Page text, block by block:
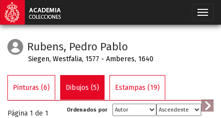
Rubens, Pedro Pablo
Siegen, Westfalia, 1577 - Amberes, 1640
Pinturas (6) Dibujos (5) Estampas (19)
Página 1 de 1 Ordenados por